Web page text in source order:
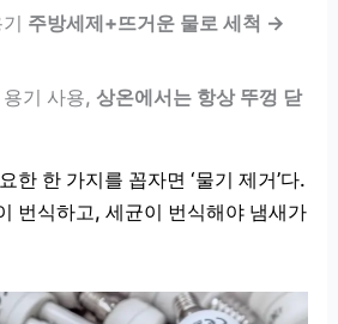
주방세제+뜨거운 물로 세척 →
용기 사용,상온에서는 항상 뚜껑 닫
한 한 가지를 꼽자면 ‘물기 제거’다.
번식하고, 세균이 번식해야 냄새가